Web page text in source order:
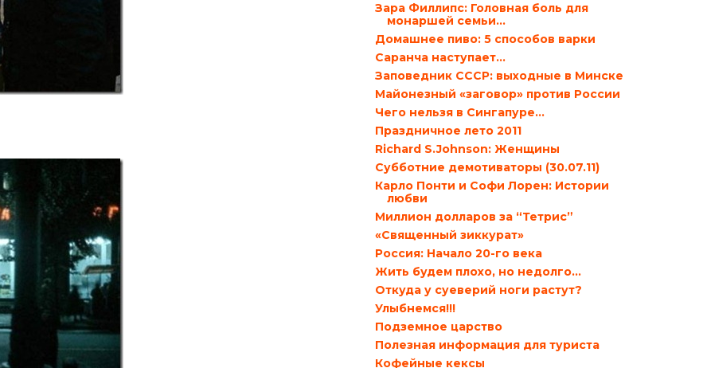
Зара Филлипс: Головная боль для
монаршей семьи…
Домашнее пиво: 5 способов варки
Саранча наступает…
Заповедник СССР: выходные в Минске
Майонезный «заговор» против России
Чего нельзя в Сингапуре…
Праздничное лето 2011
Richard S.Johnson: Женщины
Субботние демотиваторы (30.07.11)
Карло Понти и Софи Лорен: Истории
любви
Миллион долларов за “Тетрис”
«Священный зиккурат»
Россия: Начало 20-го века
Жить будем плохо, но недолго...
Откуда у суеверий ноги растут?
Улыбнемся!!!
Подземное царство
Полезная информация для туриста
Кофейные кексы